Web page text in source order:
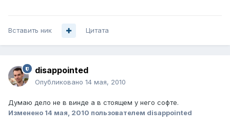
Вставить ник Цитата
disappointed
Опубликовано 14 мая, 2010
Думаю дело не в винде а в стоящем у него софте.
Изменено 14 мая, 2010 пользователем disappointed